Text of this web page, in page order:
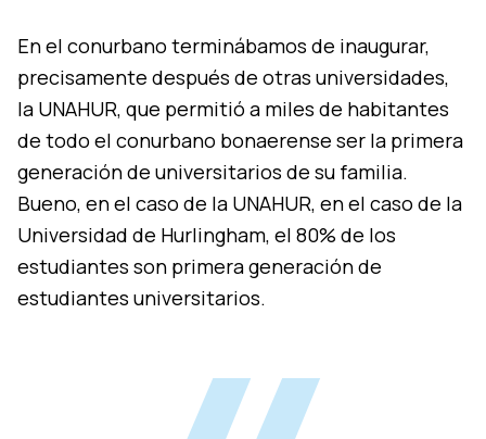
En el conurbano terminábamos de inaugurar,
precisamente después de otras universidades,
la UNAHUR, que permitió a miles de habitantes
de todo el conurbano bonaerense ser la primera
generación de universitarios de su familia.
Bueno, en el caso de la UNAHUR, en el caso de la
Universidad de Hurlingham, el 80% de los
estudiantes son primera generación de
estudiantes universitarios.